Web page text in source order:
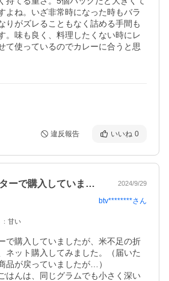
よね。いざ非常時になった時もバラ
りがズレることもなく詰める手間も
。味も良く、料理したくない時にレ
て使っているのでカレーに合うと思
違反報告 いいね 0
いつもホームセンターで購入していました… 2024/9/29
btv********さん
： 甘い
で購入していましたが、米不足の折
ネット購入してみました。（届いた
品が戻っていましたが…）
はんは、同じグラムでも小さく深い